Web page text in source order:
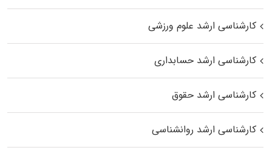
کارشناسی ارشد علوم ورزشی
کارشناسی ارشد حسابداری
کارشناسی ارشد حقوق
کارشناسی ارشد روانشناسی